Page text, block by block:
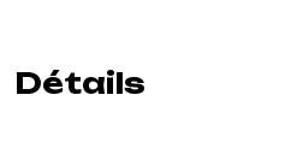
Détails